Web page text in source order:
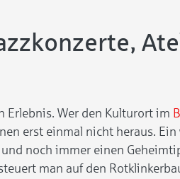
Erlebnis. Wer den Kulturort im
erst einmal nicht heraus.
noch immer einen
man auf den